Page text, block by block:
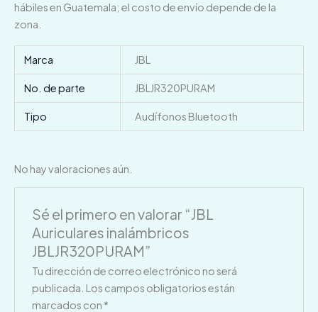
hábiles en Guatemala; el costo de envío depende de la
zona.
Marca JBL
No. de parte JBLJR320PURAM
Tipo Audífonos Bluetooth
No hay valoraciones aún.
Sé el primero en valorar “JBL
Auriculares inalámbricos
JBLJR320PURAM”
Tu dirección de correo electrónico no será
publicada. Los campos obligatorios están
marcados con *